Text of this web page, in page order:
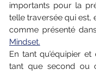
importants pour la
telle traversée qui est,
comme présenté dans
Mindset.
En tant qu’équipier
tant que second ou